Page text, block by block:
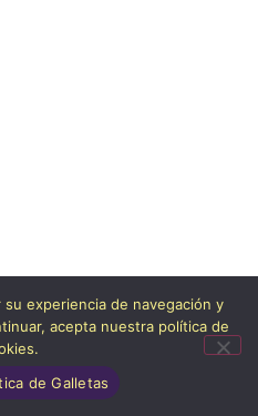
experiencia de navegación y
acepta nuestra política de
de Galletas